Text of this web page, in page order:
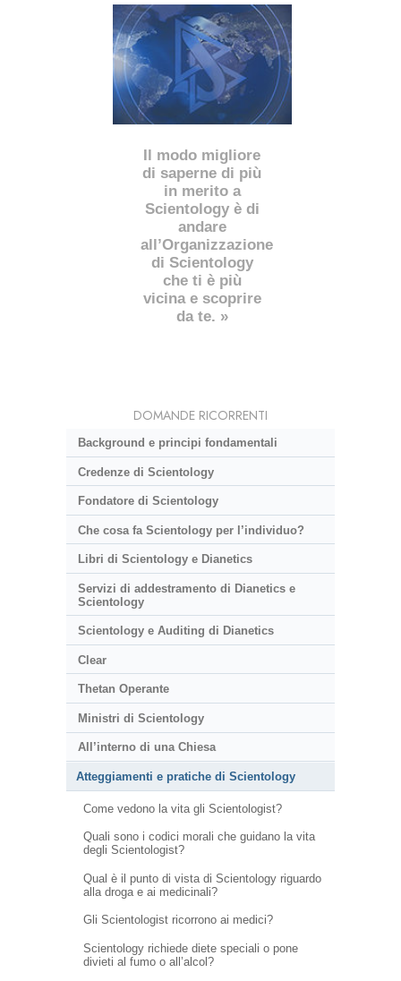
Il modo migliore
di saperne di più
in merito a
Scientology è di
andare
all’Organizzazione
di Scientology
che ti è più
vicina e scoprire
da te. »
DOMANDE RICORRENTI
Background e principi fondamentali
Credenze di Scientology
Fondatore di Scientology
Che cosa fa Scientology per l’individuo?
Libri di Scientology e Dianetics
Servizi di addestramento di Dianetics e
Scientology
Scientology e Auditing di Dianetics
Clear
Thetan Operante
Ministri di Scientology
All’interno di una Chiesa
Atteggiamenti e pratiche di Scientology
Come vedono la vita gli Scientologist?
Quali sono i codici morali che guidano la vita
degli Scientologist?
Qual è il punto di vista di Scientology riguardo
alla droga e ai medicinali?
Gli Scientologist ricorrono ai medici?
Scientology richiede diete speciali o pone
divieti al fumo o all’alcol?